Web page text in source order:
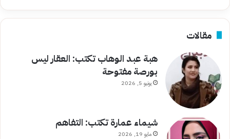
مقالات
هبة عبد الوهاب تكتب: العقار ليس
بورصة مفتوحة
يونيو 5, 2026
شيماء عمارة تكتب: التفاهم
مايو 19, 2026